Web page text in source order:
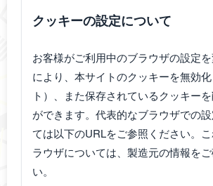
クッキーの設定について
お客様がご利用中のブラウザの設定
により、本サイトのクッキーを無効
ト）、また保存されているクッキー
ができます。代表的なブラウザでの
ては以下のURLをご参照ください。
ラウザについては、製造元の情報を
い。